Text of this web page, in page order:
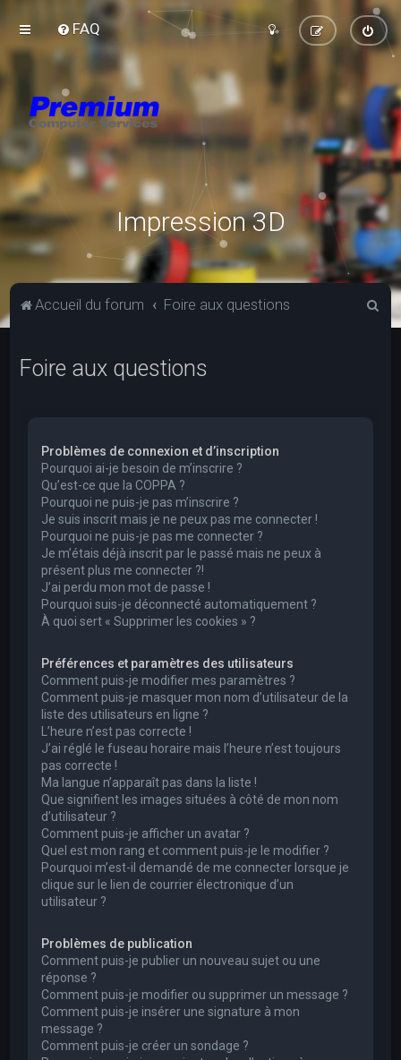
FAQ
Impression 3D
Accueil du forum Foire aux questions
Foire aux questions
Problèmes de connexion et d’inscription
Pourquoi ai-je besoin de m’inscrire ?
Qu’est-ce que la COPPA ?
Pourquoi ne puis-je pas m’inscrire ?
Je suis inscrit mais je ne peux pas me connecter !
Pourquoi ne puis-je pas me connecter ?
Je m’étais déjà inscrit par le passé mais ne peux à
présent plus me connecter ?!
J’ai perdu mon mot de passe !
Pourquoi suis-je déconnecté automatiquement ?
À quoi sert « Supprimer les cookies » ?
Préférences et paramètres des utilisateurs
Comment puis-je modifier mes paramètres ?
Comment puis-je masquer mon nom d’utilisateur de la
liste des utilisateurs en ligne ?
L’heure n’est pas correcte !
J’ai réglé le fuseau horaire mais l’heure n’est toujours
pas correcte !
Ma langue n’apparaît pas dans la liste !
Que signifient les images situées à côté de mon nom
d’utilisateur ?
Comment puis-je afficher un avatar ?
Quel est mon rang et comment puis-je le modifier ?
Pourquoi m’est-il demandé de me connecter lorsque je
clique sur le lien de courrier électronique d’un
utilisateur ?
Problèmes de publication
Comment puis-je publier un nouveau sujet ou une
réponse ?
Comment puis-je modifier ou supprimer un message ?
Comment puis-je insérer une signature à mon
message ?
Comment puis-je créer un sondage ?